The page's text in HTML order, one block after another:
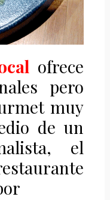
ofrece
pero
muy
de un
el